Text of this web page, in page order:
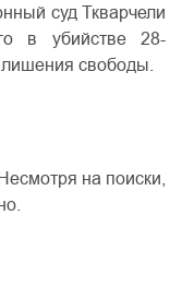
суд Ткварчели
в убийстве 28-
лишения свободы.
на поиски,